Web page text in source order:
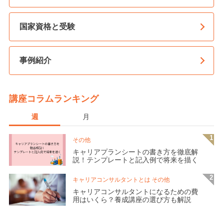
国家資格と受験
事例紹介
講座コラムランキング
週 月
その他
キャリアプランシートの書き方を徹底解
説！テンプレートと記入例で将来を描く
キャリアコンサルタントとは その他
キャリアコンサルタントになるための費
用はいくら？養成講座の選び方も解説